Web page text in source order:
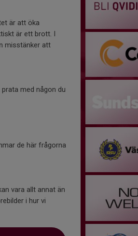
är att öka
är ett brott. I
misstänker att
med någon du
de här frågorna
vara allt annat än
i hur vi